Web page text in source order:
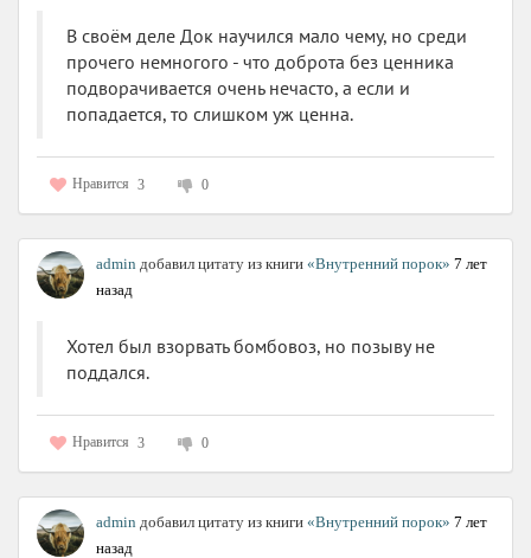
В своём деле Док научился мало чему, но среди
прочего немногого - что доброта без ценника
подворачивается очень нечасто, а если и
попадается, то слишком уж ценна.
Нравится 3 0
admin добавил цитату из книги «Внутренний порок» 7 лет
назад
Хотел был взорвать бомбовоз, но позыву не
поддался.
Нравится 3 0
admin добавил цитату из книги «Внутренний порок» 7 лет
назад